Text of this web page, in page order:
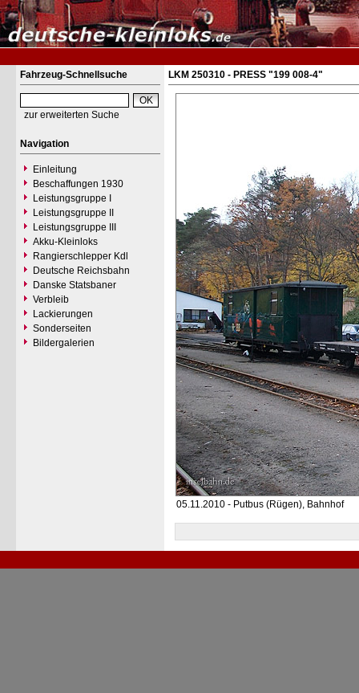
Fahrzeug-Schnellsuche
zur erweiterten Suche
Navigation
Einleitung
Beschaffungen 1930
Leistungsgruppe I
Leistungsgruppe II
Leistungsgruppe III
Akku-Kleinloks
Rangierschlepper Kdl
Deutsche Reichsbahn
Danske Statsbaner
Verbleib
Lackierungen
Sonderseiten
Bildergalerien
LKM 250310 - PRESS "199 008-4"
05.11.2010 - Putbus (Rügen), Bahnhof